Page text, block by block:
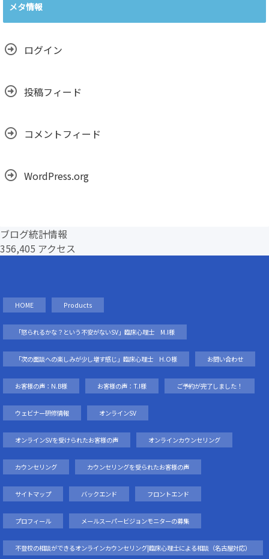
イ
メタ情報
ログイン
投稿フィード
コメントフィード
WordPress.org
ブログ統計情報
356,405 アクセス
HOME Products
「怒られるかな？という不安がないSV」臨床心理士 M.I様
「次の面談への楽しみが少し増す感じ」臨床心理士 H.O様 お問い合わせ
お客様の声：N.B様 お客様の声：T.I様 ご予約が完了しました！
ウェビナー研修情報 オンラインSV
オンラインSVを受けられたお客様の声 オンラインカウンセリング
カウンセリング カウンセリングを受られたお客様の声
サイトマップ バックエンド フロントエンド
プロフィール メールスーパービジョンモニターの募集
不登校の相談ができるオンラインカウンセリング|臨床心理士による相談（名古屋対応）